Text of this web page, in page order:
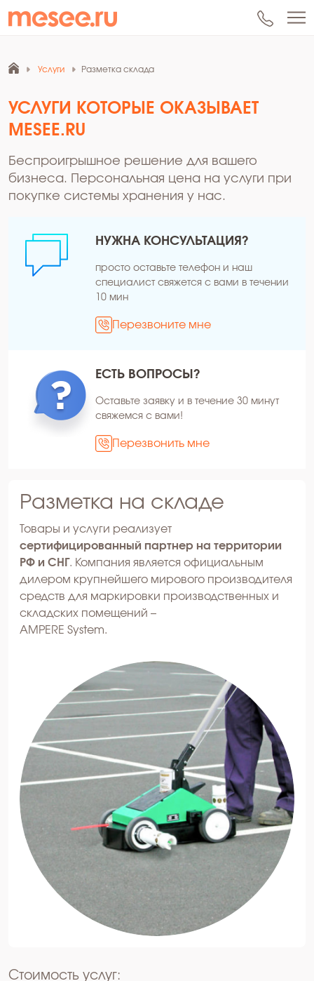
Услуги Разметка склада
УСЛУГИ КОТОРЫЕ ОКАЗЫВАЕТ
MESEE.RU
Беспроигрышное решение для вашего
бизнеса. Персональная цена на услуги при
покупке системы хранения у нас.
НУЖНА КОНСУЛЬТАЦИЯ?
просто оставьте телефон и наш
специалист свяжется с вами в течении
10 мин
Перезвоните мне
ЕСТЬ ВОПРОСЫ?
Оставьте заявку и в течение 30 минут
свяжемся с вами!
Перезвонить мне
Разметка на складе
Товары и услуги реализует
сертифицированный партнер на территории
РФ и СНГ. Компания является официальным
дилером крупнейшего мирового производителя
средств для маркировки производственных и
складских помещений –
AMPERE System.
Стоимость услуг: